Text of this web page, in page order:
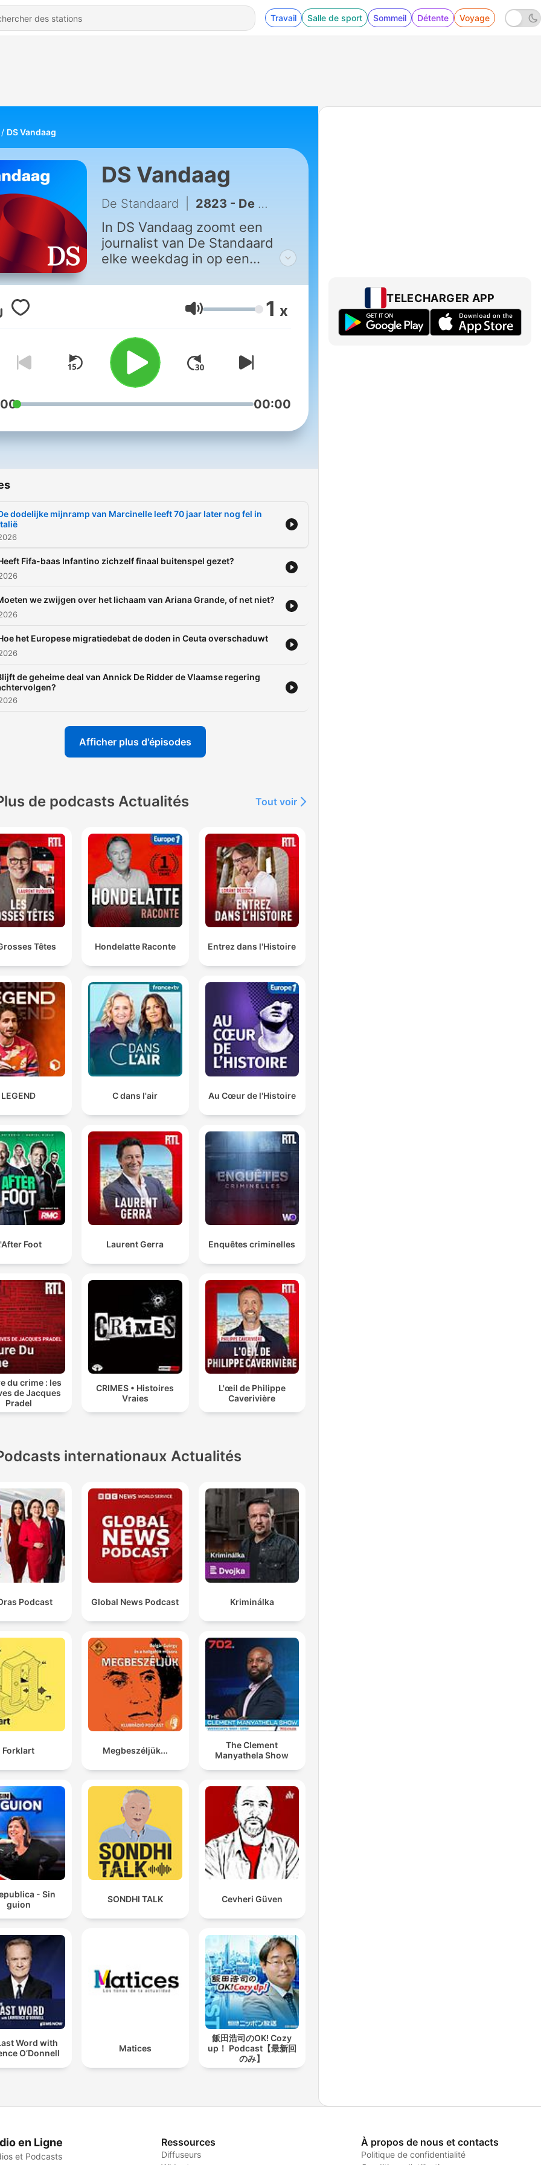
Travail Salle de sport Sommeil Détente Voyage
DS Vandaag
DS Vandaag
De Standaard 2823 - De dodelijke mijnramp van Marcinelle leeft 70 jaar later nog fel in Italië
In DS Vandaag zoomt een
journalist van De Standaard
elke weekdag in op een
Alexander Lippeveld, Marjan
Justaert en Yves Delepeleire.
Volume 1 x
00:00
dodelijke mijnramp van Marcinelle leeft 70 jaar later nog fel in
Fifa-baas Infantino zichzelf finaal buitenspel gezet?
we zwijgen over het lichaam van Ariana Grande, of net niet?
het Europese migratiedebat de doden in Ceuta overschaduwt
de geheime deal van Annick De Ridder de Vlaamse regering
Afficher plus d'épisodes
de podcasts Actualités Tout voir
Têtes Hondelatte Raconte Entrez dans l'Histoire
LEGEND C dans l'air Au Cœur de l'Histoire
Foot Laurent Gerra Enquêtes criminelles
du crime : les
de Jacques
Pradel
CRIMES • Histoires
Vraies
L'œil de Philippe
Caverivière
internationaux Actualités
Podcast Global News Podcast Kriminálka
Forklart Megbeszéljük...
The Clement
Manyathela Show
- Sin
guion
SONDHI TALK Cevheri Güven
Word with
O’Donnell
Matices
飯田浩司のOK! Cozy
up！ Podcast【最新回
のみ】
TELECHARGER APP
en Ligne
et Podcasts
Ressources
Diffuseurs
À propos de nous et contacts
Politique de confidentialité